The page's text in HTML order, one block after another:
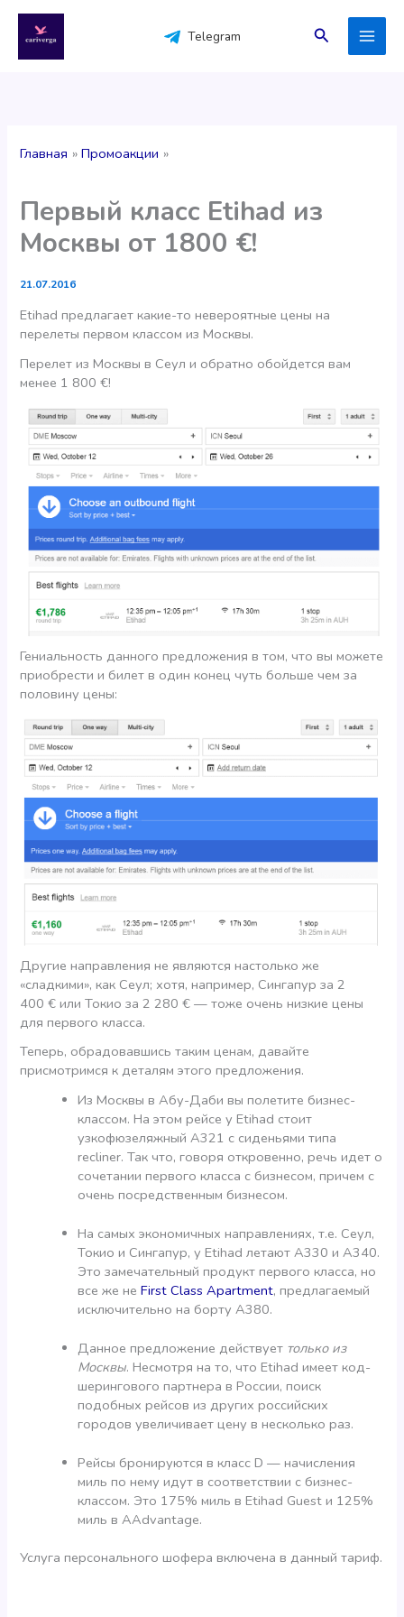
содержимому
Telegram Поиск
Главная Промоакции
Первый класс Etihad из
Москвы от 1800 €!
21.07.2016
Etihad предлагает какие-то невероятные цены на
перелеты первом классом из Москвы.
Перелет из Москвы в Сеул и обратно обойдется вам
менее 1 800 €!
Гениальность данного предложения в том, что вы можете
приобрести и билет в один конец чуть больше чем за
половину цены:
Другие направления не являются настолько же
«сладкими», как Сеул; хотя, например, Сингапур за 2
400 € или Токио за 2 280 € — тоже очень низкие цены
для первого класса.
Теперь, обрадовавшись таким ценам, давайте
присмотримся к деталям этого предложения.
Из Москвы в Абу-Даби вы полетите бизнес-
классом. На этом рейсе у Etihad стоит
узкофюзеляжный A321 с сиденьями типа
recliner. Так что, говоря откровенно, речь идет о
сочетании первого класса с бизнесом, причем с
очень посредственным бизнесом.
На самых экономичных направлениях, т.е. Сеул,
Токио и Сингапур, у Etihad летают A330 и A340.
Это замечательный продукт первого класса, но
все же неFirst Class Apartment, предлагаемый
исключительно на борту А380.
Данное предложение действует только из
Москвы. Несмотря на то, что Etihad имеет код-
шерингового партнера в России, поиск
подобных рейсов из других российских
городов увеличивает цену в несколько раз.
Рейсы бронируются в класс D — начисления
миль по нему идут в соответствии с бизнес-
классом. Это 175% миль в Etihad Guest и 125%
миль в AAdvantage.
Услуга персонального шофера включена в данный тариф.